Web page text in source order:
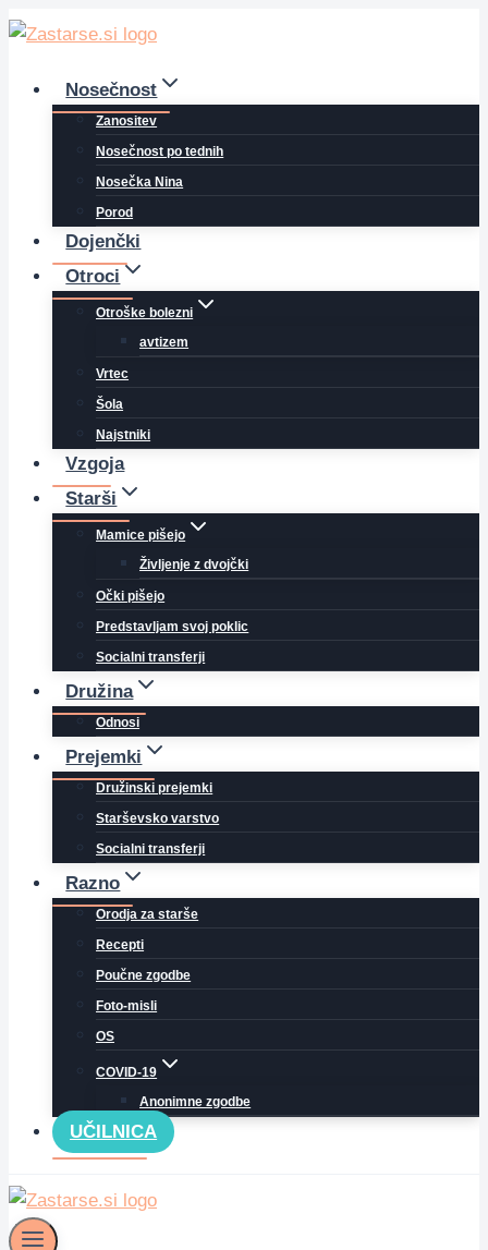
Skip
contentNosečnost
Zanositev
Nosečnost po tednih
Nosečka Nina
Porod
Dojenčki
Otroci
Otroške bolezni
avtizem
Vrtec
Šola
Najstniki
Vzgoja
Starši
Mamice pišejo
Življenje z dvojčki
Očki pišejo
Predstavljam svoj poklic
Socialni transferji
Družina
Odnosi
Prejemki
Družinski prejemki
Starševsko varstvo
Socialni transferji
Razno
Orodja za starše
Recepti
Poučne zgodbe
Foto-misli
OS
COVID-19
Anonimne zgodbe
UČILNICA